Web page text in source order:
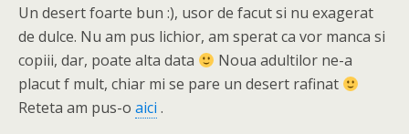
Un desert foarte bun :), usor de facut si nu exagerat
de dulce. Nu am pus lichior, am sperat ca vor manca si
copiii, dar, poate alta data
Noua adultilor ne-a
placut f mult, chiar mi se pare un desert rafinat
Reteta am pus-o aici .